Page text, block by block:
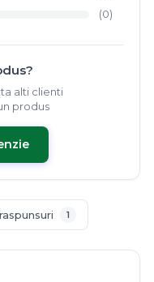
(0)
alti clienti
produs
1